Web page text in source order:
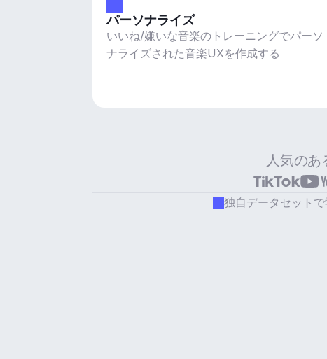
パーソナライズ
いいね/嫌いな音楽のトレーニングでパーソ
ナライズされた音楽UXを作成する
人気の
独自データセット